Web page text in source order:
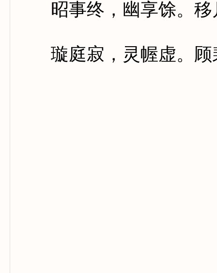
昭事终，幽享馀。移
璇庭寂，灵幄虚。顾